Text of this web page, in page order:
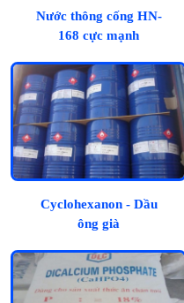
Nước thông cống HN-
168 cực mạnh
Cyclohexanon - Dầu
ông già